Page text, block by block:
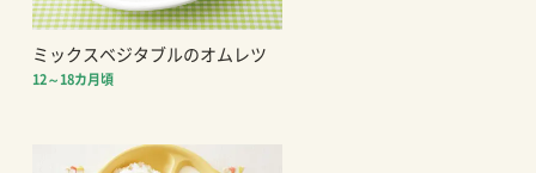
ミックスベジタブルのオムレツ
12～18カ月頃